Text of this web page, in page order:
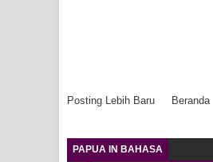
Posting Lebih Baru Beranda
PAPUA IN BAHASA